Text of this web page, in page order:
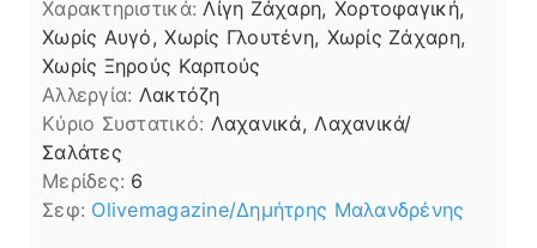
Χαρακτηριστικά: Λίγη Ζάχαρη, Χορτοφαγική,
Χωρίς Αυγό, Χωρίς Γλουτένη, Χωρίς Ζάχαρη,
Χωρίς Ξηρούς Καρπούς
Αλλεργία: Λακτόζη
Kύριο Συστατικό: Λαχανικά, Λαχανικά/
Σαλάτες
Μερίδες: 6
Σεφ: Olivemagazine/Δημήτρης Μαλανδρένης